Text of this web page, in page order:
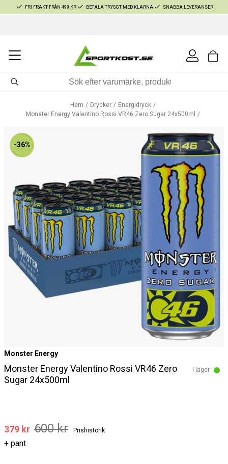
FRI FRAKT FRÅN 499 KR BETALA TRYGGT MED KLARNA SNABBA LEVERANSER
Hem Drycker
Energidryck
Monster Energy Valentino Rossi VR46 Zero Sugar 24x500ml
-36%
Monster Energy
Monster Energy Valentino Rossi VR46 Zero
Sugar 24x500ml
I lager
379 kr 600 kr Prishistorik
+ pant